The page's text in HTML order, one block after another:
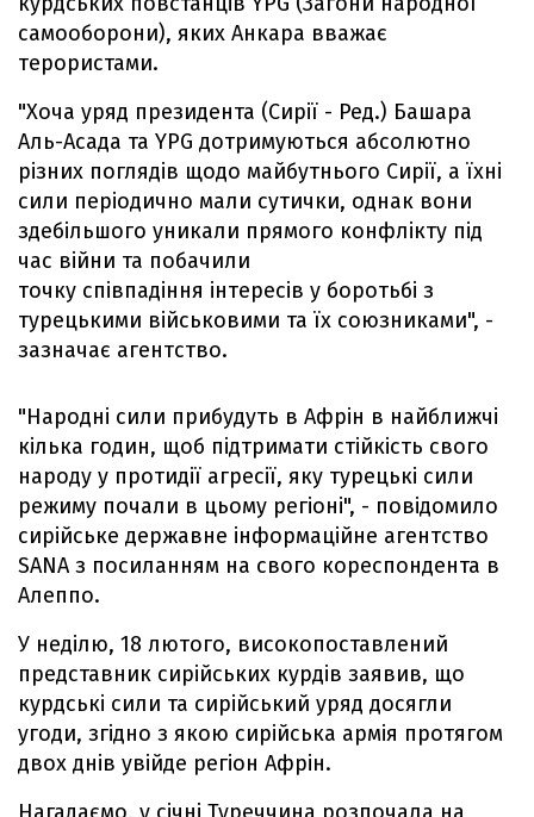
самооборони), яких Анкара вважає
терористами.
"Хоча уряд президента (Сирії - Ред.) Башара
Аль-Асада та YPG дотримуються абсолютно
різних поглядів щодо майбутнього Сирії, а їхні
сили періодично мали сутички, однак вони
здебільшого уникали прямого конфлікту під
час війни та побачили
точку співпадіння інтересів у боротьбі з
турецькими військовими та їх союзниками", -
зазначає агентство.
"Народні сили прибудуть в Афрін в найближчі
кілька годин, щоб підтримати стійкість свого
народу у протидії агресії, яку турецькі сили
режиму почали в цьому регіоні", - повідомило
сирійське державне інформаційне агентство
SANA з посиланням на свого кореспондента в
Алеппо.
У неділю, 18 лютого, високопоставлений
представник сирійських курдів заявив, що
курдські сили та сирійський уряд досягли
угоди, згідно з якою сирійська армія протягом
двох днів увійде регіон Афрін.